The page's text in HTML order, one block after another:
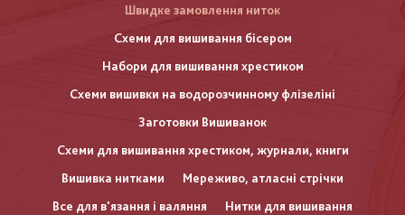
Швидке замовлення ниток
Схеми для вишивання бісером
Набори для вишивання хрестиком
Схеми вишивки на водорозчинному флізеліні
Заготовки Вишиванок
Схеми для вишивання хрестиком, журнали, книги
Вишивка нитками
Мереживо, атласні стрічки
Все для в'язання і валяння
Нитки для вишивання